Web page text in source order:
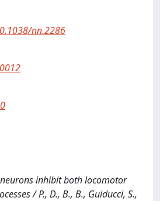
nn.2286
inhibit both locomotor
/ P., D., B., B., Guiducci, S.,